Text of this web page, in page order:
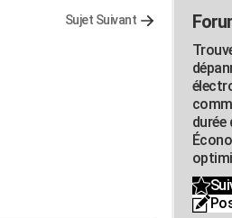
Sujet Suivant
durée